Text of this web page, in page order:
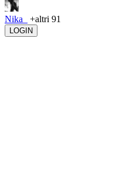
Nika_ +altri 91
LOGIN